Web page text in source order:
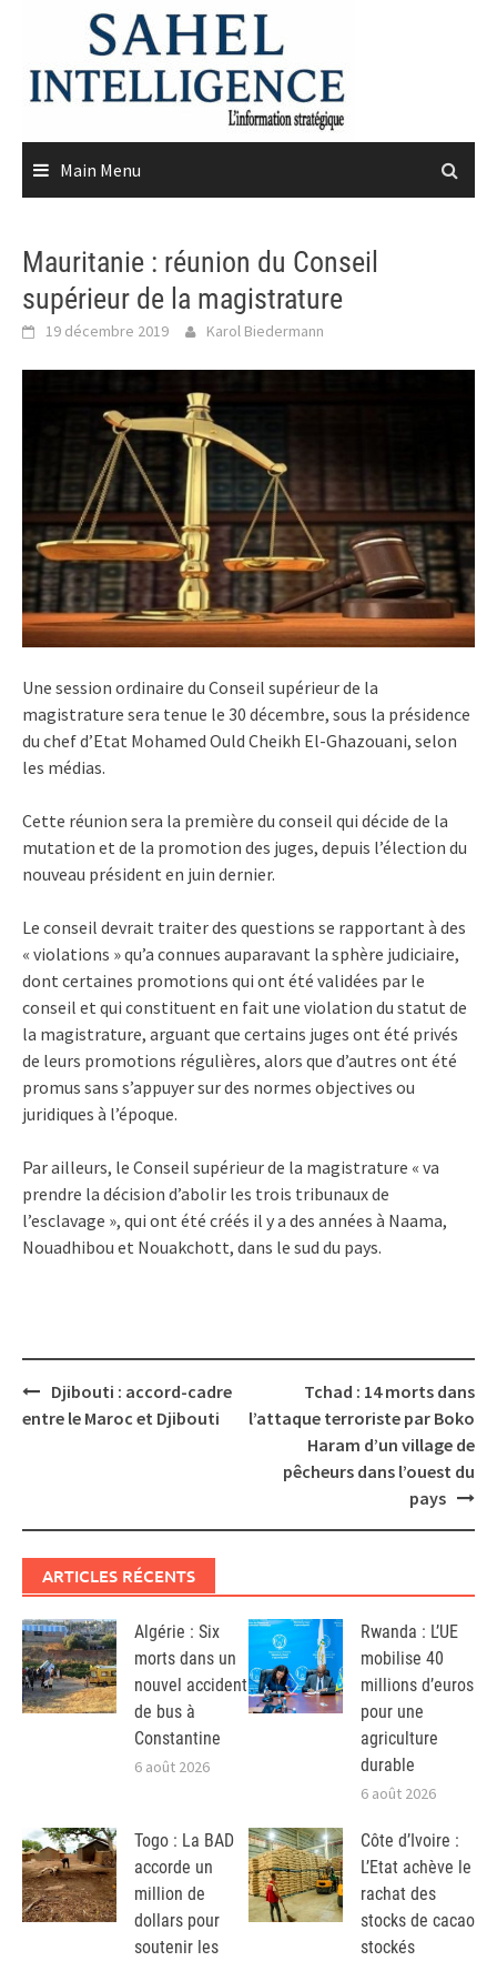
content
Main Menu
Mauritanie : réunion du Conseil
supérieur de la magistrature
19 décembre 2019 Karol Biedermann
Une session ordinaire du Conseil supérieur de la
magistrature sera tenue le 30 décembre, sous la présidence
du chef d’Etat Mohamed Ould Cheikh El-Ghazouani, selon
les médias.
Cette réunion sera la première du conseil qui décide de la
mutation et de la promotion des juges, depuis l’élection du
nouveau président en juin dernier.
Le conseil devrait traiter des questions se rapportant à des
« violations » qu’a connues auparavant la sphère judiciaire,
dont certaines promotions qui ont été validées par le
conseil et qui constituent en fait une violation du statut de
la magistrature, arguant que certains juges ont été privés
de leurs promotions régulières, alors que d’autres ont été
promus sans s’appuyer sur des normes objectives ou
juridiques à l’époque.
Par ailleurs, le Conseil supérieur de la magistrature « va
prendre la décision d’abolir les trois tribunaux de
l’esclavage », qui ont été créés il y a des années à Naama,
Nouadhibou et Nouakchott, dans le sud du pays.
Post
navigation
Djibouti : accord-cadre
entre le Maroc et Djibouti
Tchad : 14 morts dans
l’attaque terroriste par Boko
Haram d’un village de
pêcheurs dans l’ouest du
pays
ARTICLES RÉCENTS
Algérie : Six
morts dans un
nouvel accident
de bus à
Constantine
6 août 2026
Rwanda : L’UE
mobilise 40
millions d’euros
pour une
agriculture
durable
6 août 2026
Togo : La BAD
accorde un
million de
dollars pour
soutenir les
Côte d’Ivoire :
L’Etat achève le
rachat des
stocks de cacao
stockés